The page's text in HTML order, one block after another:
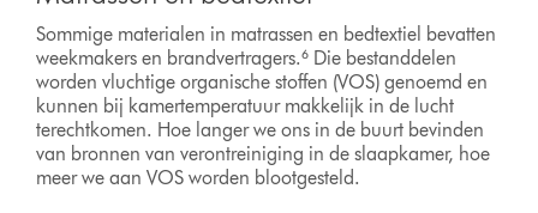
Sommige materialen in matrassen en bedtextiel bevatten
weekmakers en brandvertragers.⁶ Die bestanddelen
worden vluchtige organische stoffen (VOS) genoemd en
kunnen bij kamertemperatuur makkelijk in de lucht
terechtkomen. Hoe langer we ons in de buurt bevinden
van bronnen van verontreiniging in de slaapkamer, hoe
meer we aan VOS worden blootgesteld.